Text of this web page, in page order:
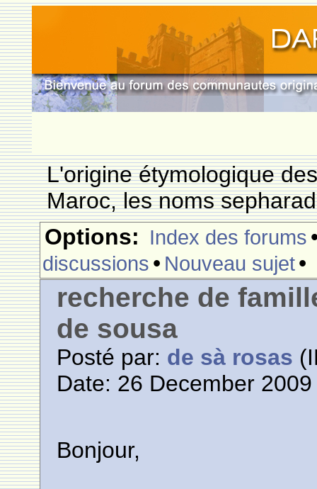
L'origine étymologique
Maroc, les noms
Options: Index des forums
discussions • Nouveau sujet•
recherche de
de sousa
Posté par: de sà rosas
Date: 26 December
Bonjour,